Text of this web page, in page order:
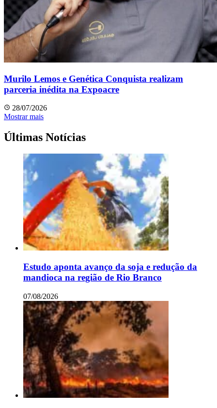
Murilo Lemos e Genética Conquista realizam
parceria inédita na Expoacre
28/07/2026
Mostrar mais
Últimas Notícias
Estudo aponta avanço da soja e redução da
mandioca na região de Rio Branco
07/08/2026